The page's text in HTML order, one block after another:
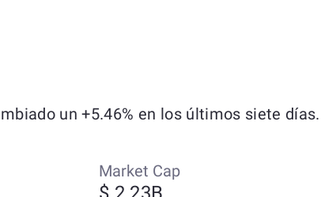
un +5.46% en los últimos siete días.
Market Cap